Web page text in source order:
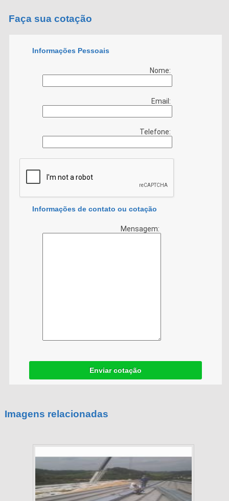
Faça sua cotação
Informações Pessoais
Nome:
Email:
Telefone:
Informações de contato ou cotação
Mensagem:
Enviar cotação
Imagens relacionadas